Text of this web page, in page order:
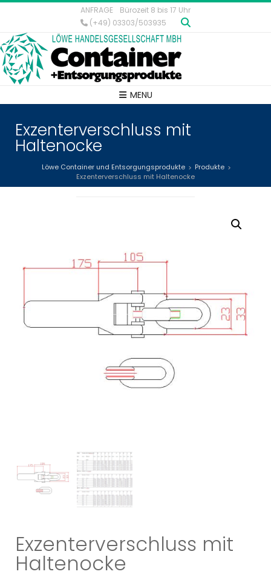
ANFRAGE
Bürozeit 8 bis 17 Uhr
(+49) 03303/503935
MENU
Exzenterverschluss mit
Haltenocke
Löwe Container und Entsorgungsprodukte > Produkte >
Exzenterverschluss mit Haltenocke
Exzenterverschluss mit
Haltenocke